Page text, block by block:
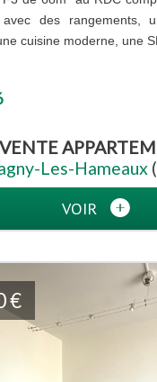
avec des rangements,
cuisine moderne, une
VENTE
Les-Hameaux
VOIR
€